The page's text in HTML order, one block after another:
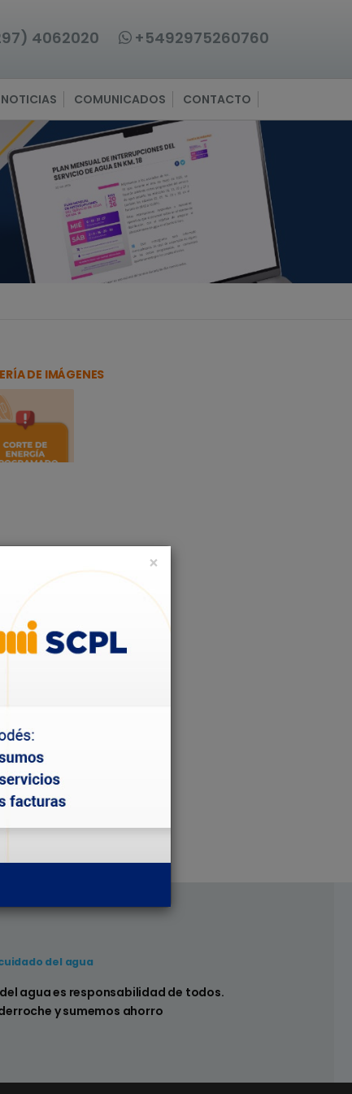
4062020 +5492975260760
NOTICIAS COMUNICADOS CONTACTO
DE IMÁGENES
pérdidas en los sistemas sanitarios de
del agua
agua es responsabilidad de todos.
y sumemos ahorro
×